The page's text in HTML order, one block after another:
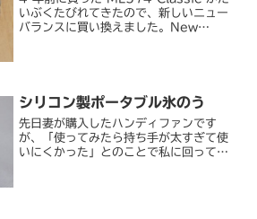
いぶくたびれてきたので、新しいニュー
バランスに買い換えました。New
シリコン製ポータブル氷のう
先日妻が購入したハンディファンです
が、「使ってみたら持ち手が太すぎて使
いにくかった」とのことで私に回ってき